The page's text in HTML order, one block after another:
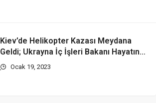
Kiev’de Helikopter Kazası Meydana
Geldi; Ukrayna İç İşleri Bakanı Hayatını
Kaybetti!
Ocak 19, 2023